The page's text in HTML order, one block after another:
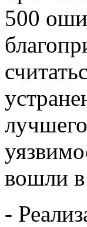
500
вошли в
-